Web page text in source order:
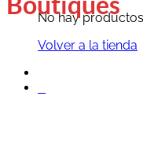
No hay
Volver a la tienda